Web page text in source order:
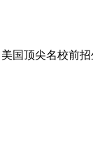
国顶尖名校前